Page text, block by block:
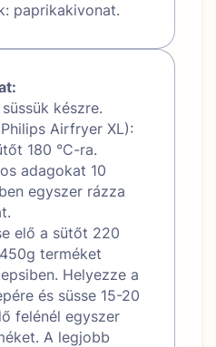
paprikakivonat.
készre.
Airfryer XL):
180 °C-ra.
adagokat 10
egyszer rázza
elő a sütőt 220
terméket
Helyezze a
és süsse 15-20
felénél egyszer
A legjobb